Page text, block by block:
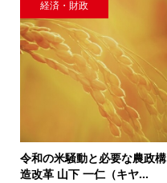
経済・財政
令和の米騒動と必要な農政構
造改革 山下 一仁（キヤ...